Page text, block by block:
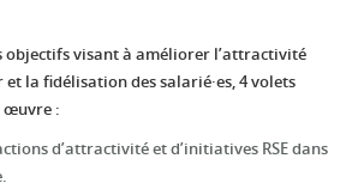
objectifs visant à améliorer l’attractivité
et la fidélisation des salarié·es, 4 volets
œuvre :
d’attractivité et d’initiatives RSE dans